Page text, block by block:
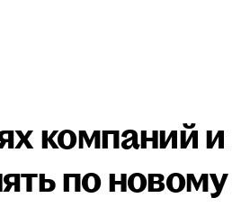
компаний
по